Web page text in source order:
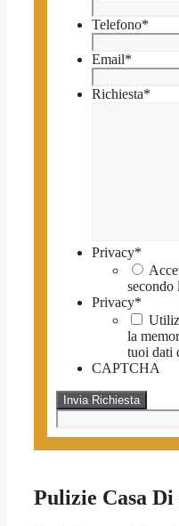
Telefono*
Email*
Richiesta*
Privacy*
secondo
Privacy*
la
tuoi dati
CAPTCHA
Pulizie Casa